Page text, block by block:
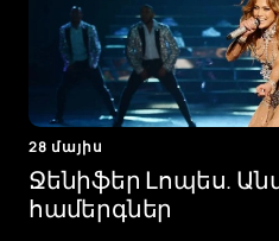
28 մայիս
Ջենիֆեր Լոպես.
համերգներ